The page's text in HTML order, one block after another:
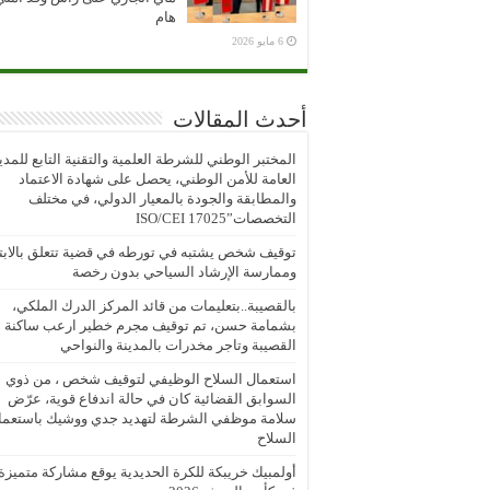
هام
6 مايو 2026
أحدث المقالات
المختبر الوطني للشرطة العلمية والتقنية التابع
العامة للأمن الوطني، يحصل على شهادة الاعتماد
والمطابقة والجودة بالمعيار الدولي، في مختلف
التخصصات”ISO/CEI 17025
توقيف شخص يشتبه في تورطه في قضية تتعلق
وممارسة الإرشاد السياحي بدون رخصة
بالقصيبة..بتعليمات من قائد المركز الدرك الملكي،
بشمامة حسن، تم توقيف مجرم خطير ارعب ساكنة
القصيبة وتاجر مخدرات بالمدينة والنواحي
استعمال السلاح الوظيفي لتوقيف شخص ، من ذوي
السوابق القضائية كان في حالة اندفاع قوية، عرّض
سلامة موظفي الشرطة لتهديد جدي ووشيك
السلاح
أولمبيك خريبكة للكرة الحديدية يوقع مشاركة متميزة